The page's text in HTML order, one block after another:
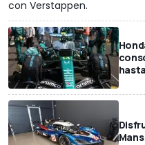
con Verstappen.